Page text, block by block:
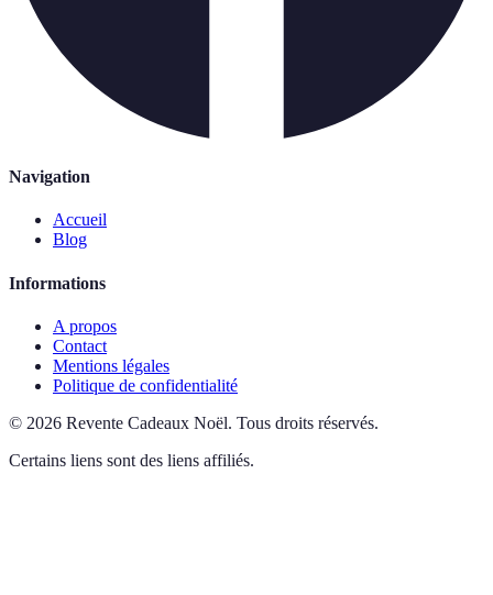
Navigation
Accueil
Blog
Informations
A propos
Contact
Mentions légales
Politique de confidentialité
© 2026 Revente Cadeaux Noël. Tous droits réservés.
Certains liens sont des liens affiliés.